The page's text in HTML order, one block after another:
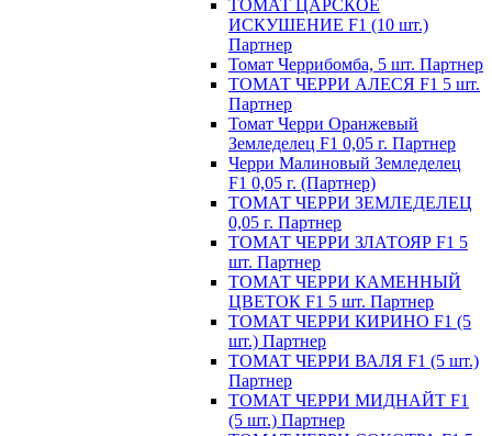
ТОМАТ ЦАРСКОЕ
ИСКУШЕНИЕ F1 (10 шт.)
Партнер
Томат Черрибомба, 5 шт. Партнер
ТОМАТ ЧЕРРИ АЛЕСЯ F1 5 шт.
Партнер
Томат Черри Оранжевый
Земледелец F1 0,05 г. Партнер
Черри Малиновый Земледелец
F1 0,05 г. (Партнер)
ТОМАТ ЧЕРРИ ЗЕМЛЕДЕЛЕЦ
0,05 г. Партнер
ТОМАТ ЧЕРРИ ЗЛАТОЯР F1 5
шт. Партнер
ТОМАТ ЧЕРРИ КАМЕННЫЙ
ЦВЕТОК F1 5 шт. Партнер
ТОМАТ ЧЕРРИ КИРИНО F1 (5
шт.) Партнер
ТОМАТ ЧЕРРИ ВАЛЯ F1 (5 шт.)
Партнер
ТОМАТ ЧЕРРИ МИДНАЙТ F1
(5 шт.) Партнер